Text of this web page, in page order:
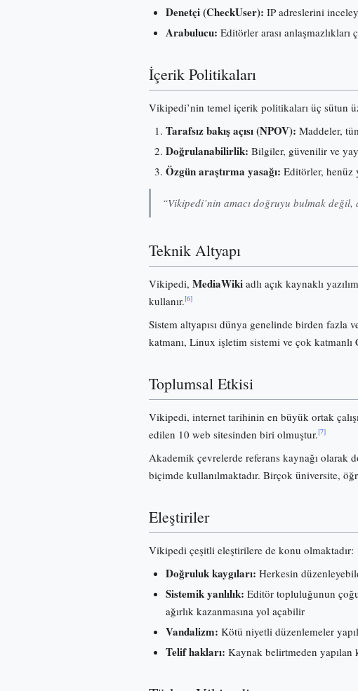
Denetçi (CheckUser): IP adreslerini
Arabulucu: Editörler arası
İçerik Politikaları
Vikipedi’nin temel içerik politikaları üç sütun
Tarafsız bakış açısı (NPOV): Maddeler,
Doğrulanabilirlik: Bilgiler, güvenilir ve
Özgün araştırma yasağı: Editörler, henüz
“Vikipedi’nin amacı doğruyu bulmak
Teknik Altyapı
Vikipedi, MediaWiki adlı açık kaynaklı
kullanır.[6]
Sistem altyapısı dünya genelinde birden fazla
katmanı, Linux işletim sistemi ve çok katmanlı
Toplumsal Etkisi
Vikipedi, internet tarihinin en büyük ortak
edilen 10 web sitesinden biri olmuştur.[7]
Akademik çevrelerde referans kaynağı olarak
biçimde kullanılmaktadır. Birçok üniversite,
Eleştiriler
Vikipedi çeşitli eleştirilere de konu olmaktadır:
Doğruluk kaygıları: Herkesin
Sistemik yanlılık: Editör topluluğunun
ağırlık kazanmasına yol açabilir
Vandalizm: Kötü niyetli düzenlemeler
Telif hakları: Kaynak belirtmeden yapılan